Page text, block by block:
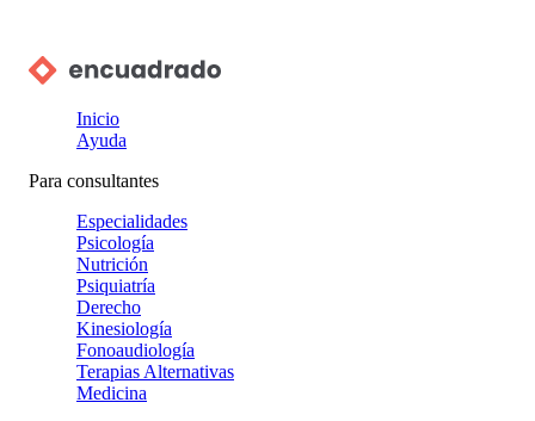
Inicio
Ayuda
Para consultantes
Especialidades
Psicología
Nutrición
Psiquiatría
Derecho
Kinesiología
Fonoaudiología
Terapias Alternativas
Medicina